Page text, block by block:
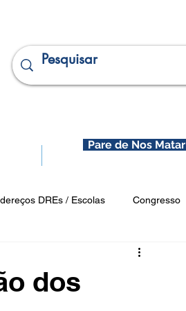
Pare de Nos Matar
DREs / Escolas Congresso
Publicações SEDIN
dos